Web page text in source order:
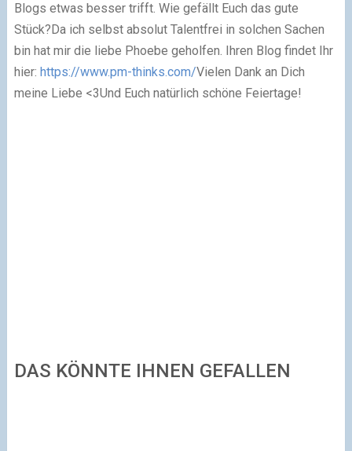
Blogs etwas besser trifft. Wie gefällt Euch das gute
Stück?Da ich selbst absolut Talentfrei in solchen Sachen
bin hat mir die liebe Phoebe geholfen. Ihren Blog findet Ihr
hier: https://www.pm-thinks.com/Vielen Dank an Dich
meine Liebe <3Und Euch natürlich schöne Feiertage!
DAS KÖNNTE IHNEN GEFALLEN